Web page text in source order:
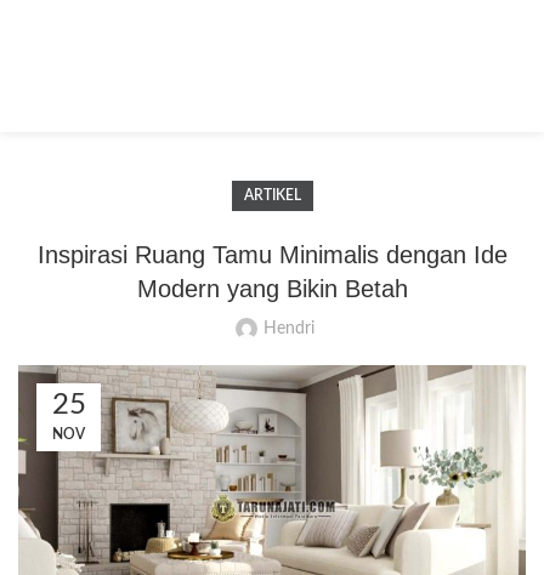
ARTIKEL
Inspirasi Ruang Tamu Minimalis dengan Ide
Modern yang Bikin Betah
Hendri
25
NOV